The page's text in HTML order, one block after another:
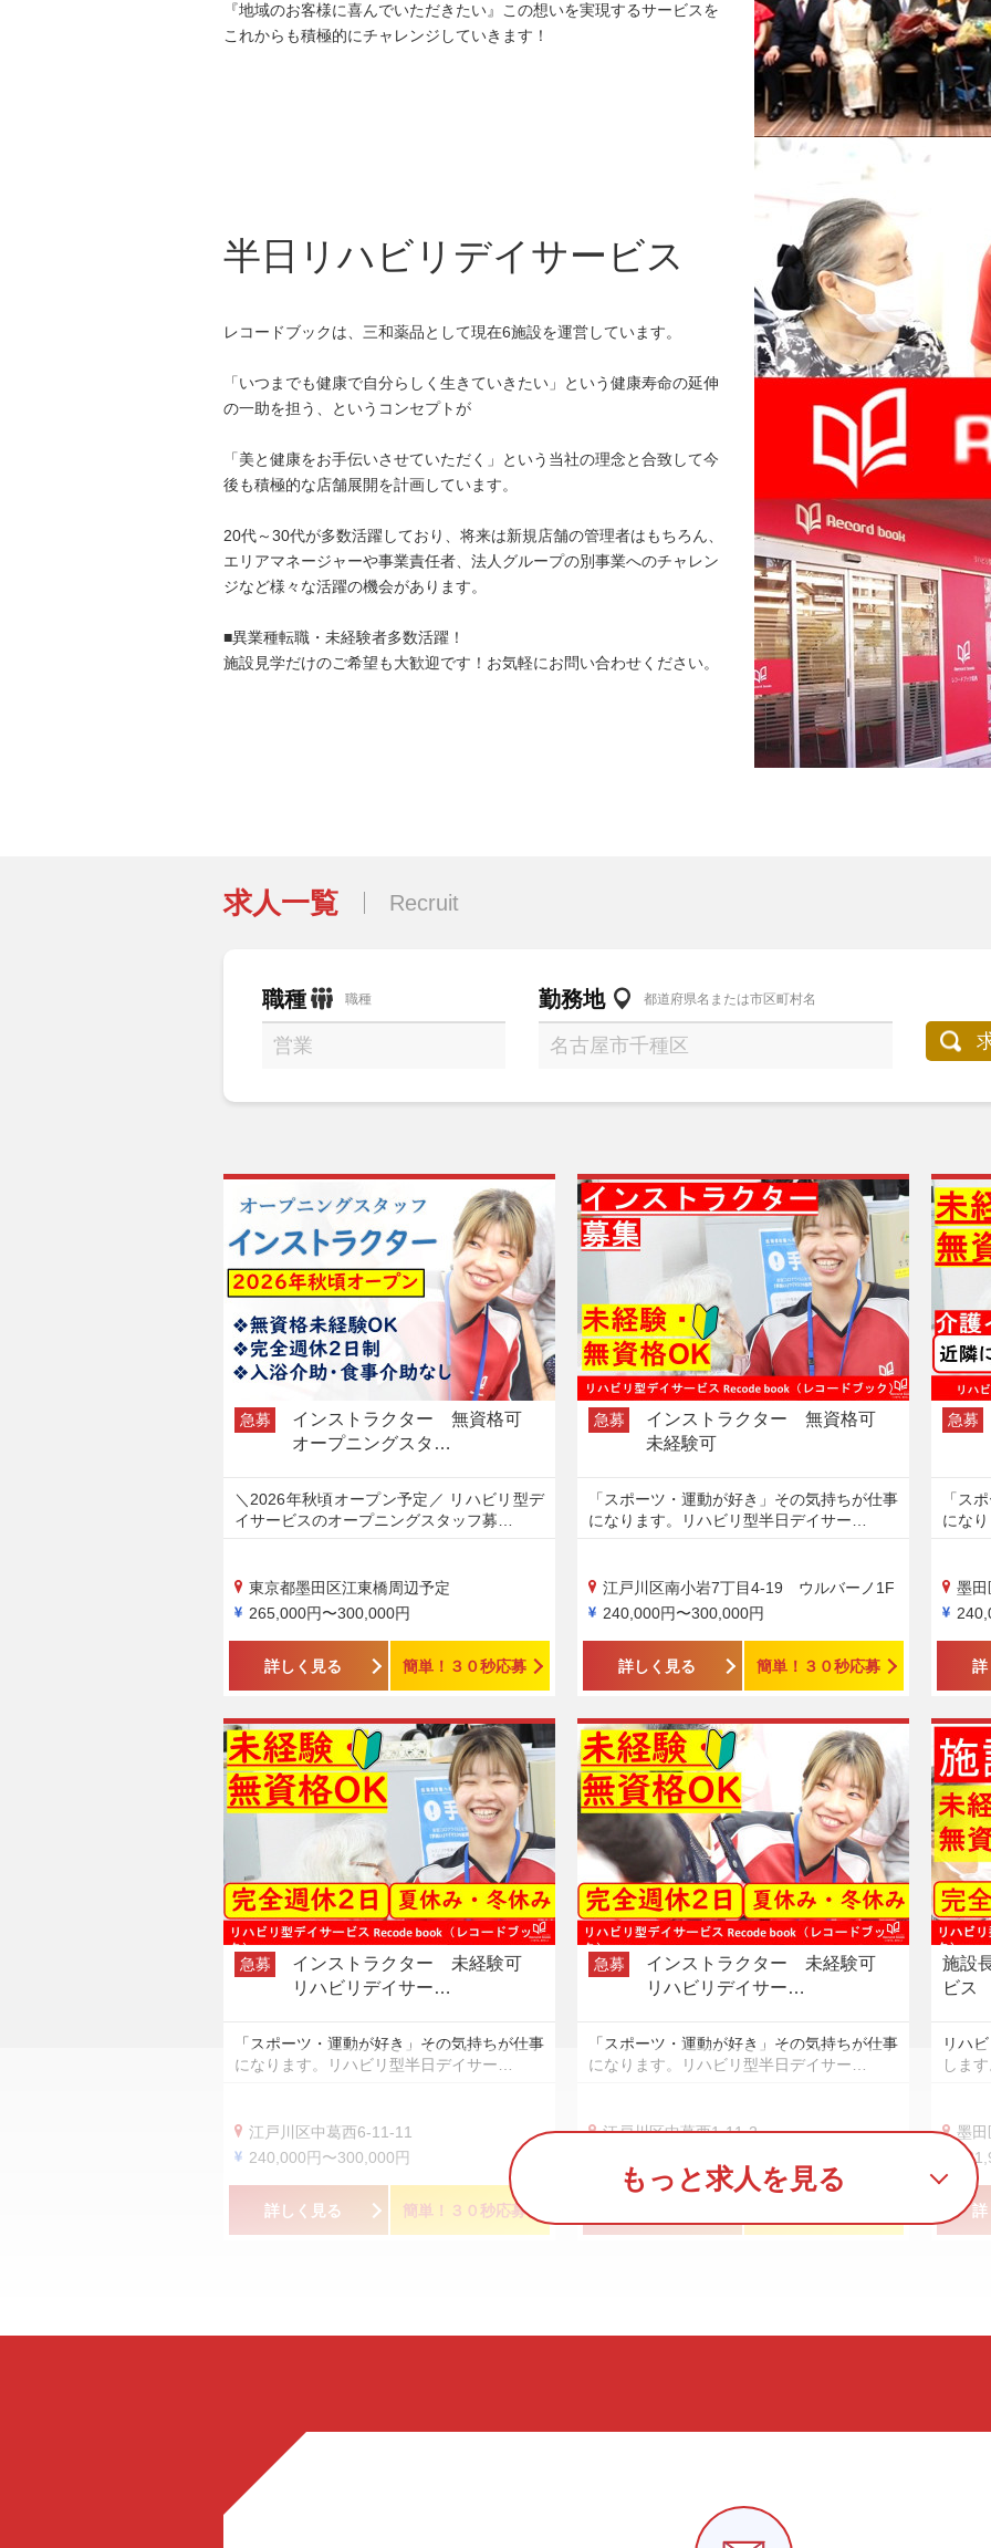
『地域のお客様に喜んでいただきたい』この想いを実現するサービスを
これからも積極的にチャレンジしていきます！
半日リハビリデイサービス
レコードブックは、三和薬品として現在6施設を運営しています。
「いつまでも健康で自分らしく生きていきたい」という健康寿命の延伸
の一助を担う、というコンセプトが
「美と健康をお手伝いさせていただく」という当社の理念と合致して今
後も積極的な店舗展開を計画しています。
20代～30代が多数活躍しており、将来は新規店舗の管理者はもちろん、
エリアマネージャーや事業責任者、法人グループの別事業へのチャレン
ジなど様々な活躍の機会があります。
■異業種転職・未経験者多数活躍！
施設見学だけのご希望も大歓迎です！お気軽にお問い合わせください。
求人一覧 Recruit
職種 職種 勤務地 都道府県名または市区町村名
急募
インストラクター 無資格可
オープニングスタ…
＼2026年秋頃オープン予定／ リハビリ型デ
イサービスのオープニングスタッフ募…
東京都墨田区江東橋周辺予定
265,000円〜300,000円
詳しく見る 簡単！３０秒応募
急募
インストラクター 無資格可
未経験可
「スポーツ・運動が好き」その気持ちが仕事
になります。リハビリ型半日デイサー…
江戸川区南小岩7丁目4-19 ウルバーノ1F
240,000円〜300,000円
詳しく見る 簡単！３０秒応募
急募
「ス
にな
墨
詳
急募
インストラクター 未経験可
リハビリデイサー…
「スポーツ・運動が好き」その気持ちが仕事
になります。リハビリ型半日デイサー…
江戸川区中葛西6-11-11
240,000円〜300,000円
詳しく見る 簡単！３０秒応募
急募
インストラクター 未経験可
リハビリデイサー…
「スポーツ・運動が好き」その気持ちが仕事
になります。リハビリ型半日デイサー…
江戸川区中葛西1-11-2
施設
ビス
リハ
しま
墨田
詳
もっと求人を見る